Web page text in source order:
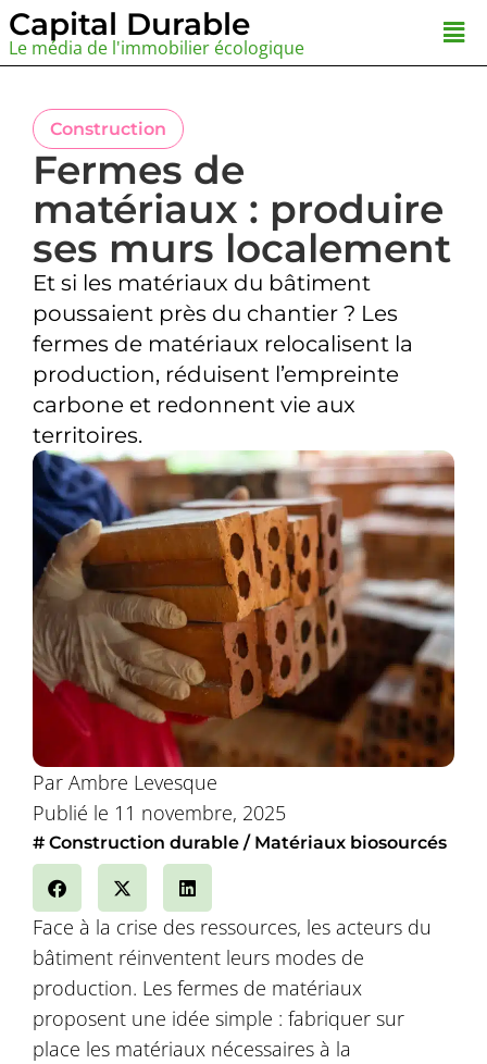
Aller
au
Capital Durable
Le média de l'immobilier écologique
Construction
Fermes de
matériaux : produire
ses murs localement
Et si les matériaux du bâtiment
poussaient près du chantier ? Les
fermes de matériaux relocalisent la
production, réduisent l’empreinte
carbone et redonnent vie aux
territoires.
ParAmbre Levesque
Publié le 11 novembre, 2025
# Construction durable Matériaux biosourcés
Face à la crise des ressources, les acteurs du
bâtiment réinventent leurs modes de
production. Les fermes de matériaux
proposent une idée simple : fabriquer sur
place les matériaux nécessaires à la